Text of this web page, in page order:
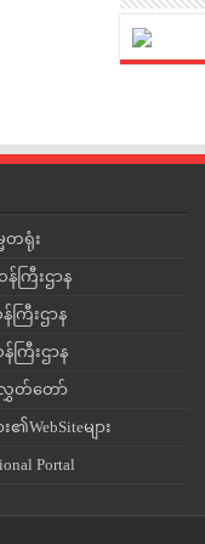
တရုံး
ကြီးဌာန
န်ကြီးဌာန
န်ကြီးဌာန
လွှတ်တော်
၏WebSiteများ
Portal